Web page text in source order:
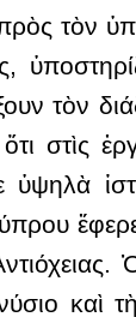
πρὸς τὸν
τὸν
στὶς
ἔφερε
καὶ